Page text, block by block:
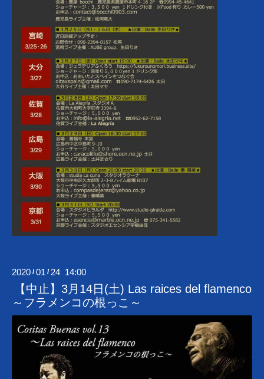
2020 /01 / 24 14:00
【中止】3月14日(土) Las raices del flamenco
～フラメンコの根っこ～